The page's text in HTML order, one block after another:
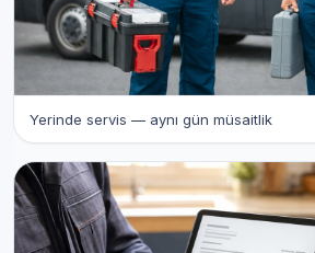
Yerinde servis — aynı gün müsaitlik